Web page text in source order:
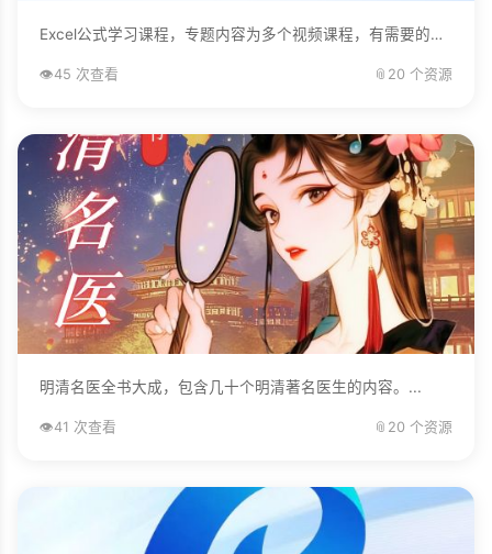
Excel公式学习课程，专题内容为多个视频课程，有需要的自己下载学习。...
👁️45 次查看 📎 20 个资源
明清名医全书大成，包含几十个明清著名医生的内容。...
👁️41 次查看 📎 20 个资源